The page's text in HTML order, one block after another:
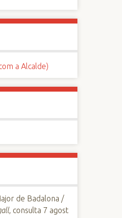
a Alcalde)
de Badalona /
, consulta 7 agost